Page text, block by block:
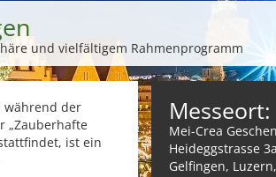
und vielfältigem Rahmenprogramm
während der
„Zauberhafte
ist ein
Messeort:
Mei-Crea
Heideggstrasse
Gelfingen,